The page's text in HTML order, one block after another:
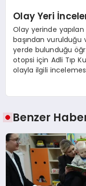
Olay Yeri
Olay yerinde
başından vurulduğu
yerde bulunduğu
otopsi için Adli Tıp
olayla ilgili
Benzer